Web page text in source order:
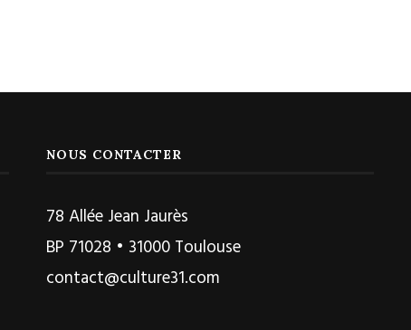
NOUS CONTACTER
78 Allée Jean Jaurès
BP 71028 • 31000 Toulouse
contact@culture31.com